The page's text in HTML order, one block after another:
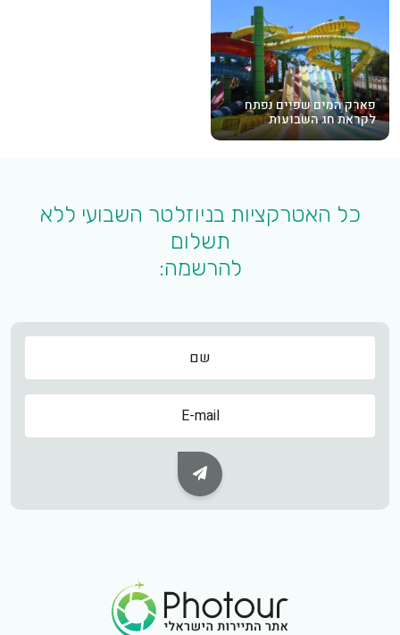
פארק המים שפיים נפתח
לקראת חג השבועות
כל האטרקציות בניוזלטר השבועי ללא
תשלום
להרשמה:
שם
שם
Subscribe Button